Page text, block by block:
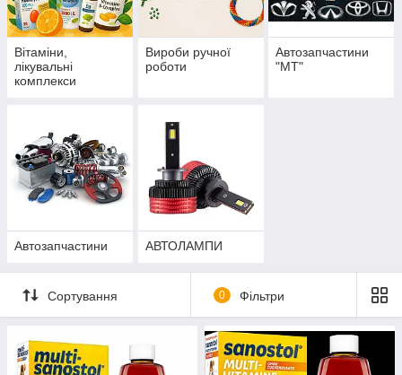
Вітаміни,
лікувальні
комплекси
Вироби ручної
роботи
Автозапчастини
"МТ"
Автозапчастини АВТОЛАМПИ
Сортування 0 Фільтри